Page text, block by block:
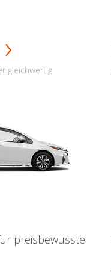
gleichwertig
preisbewusste